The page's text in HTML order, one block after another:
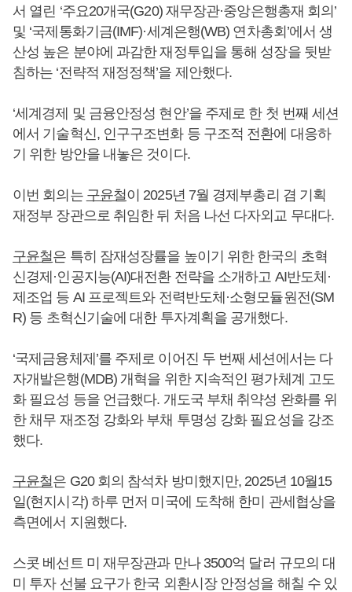
서 열린 ‘주요20개국(G20) 재무장관·중앙은행총재 회의’
및 ‘국제통화기금(IMF)·세계은행(WB) 연차총회’에서 생
산성 높은 분야에 과감한 재정투입을 통해 성장을 뒷받
침하는 ‘전략적 재정정책’을 제안했다.
‘세계경제 및 금융안정성 현안’을 주제로 한 첫 번째 세션
에서 기술혁신, 인구구조변화 등 구조적 전환에 대응하
기 위한 방안을 내놓은 것이다.
이번 회의는 구윤철이 2025년 7월 경제부총리 겸 기획
재정부 장관으로 취임한 뒤 처음 나선 다자외교 무대다.
구윤철은 특히 잠재성장률을 높이기 위한 한국의 초혁
신경제·인공지능(AI)대전환 전략을 소개하고 AI반도체·
제조업 등 AI 프로젝트와 전력반도체·소형모듈원전(SM
R) 등 초혁신기술에 대한 투자계획을 공개했다.
‘국제금융체제’를 주제로 이어진 두 번째 세션에서는 다
자개발은행(MDB) 개혁을 위한 지속적인 평가체계 고도
화 필요성 등을 언급했다. 개도국 부채 취약성 완화를 위
한 채무 재조정 강화와 부채 투명성 강화 필요성을 강조
했다.
구윤철은 G20 회의 참석차 방미했지만, 2025년 10월15
일(현지시각) 하루 먼저 미국에 도착해 한미 관세협상을
측면에서 지원했다.
스콧 베선트 미 재무장관과 만나 3500억 달러 규모의 대
미 투자 선불 요구가 한국 외환시장 안정성을 해칠 수 있